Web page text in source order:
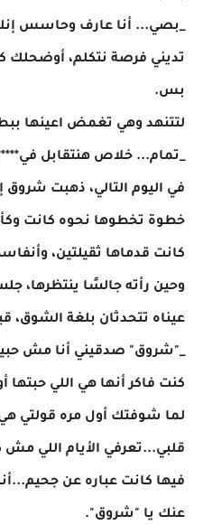
_بصي... أنا عارف وحاسس
تديني فرصة نتكلم، أوضحلك
بس.
لتتنهد وهي تغمض اعينها
_تمام... خلاص هنتقابل
في اليوم التالي، ذهبت شروق
خطوة تخطوها نحوه كانت
كانت قدماها ثقيلتين،
وحين رأته جالسًا ينتظرها،
عيناه تتحدثان بلغة الشوق،
_"شروق" صدقيني أنا مش
كنت فاكر أنها هي اللي
لما شوفتك أول مره قولتي
قلبي...تعرفي الأيام اللي
فيها كانت عباره عن
عنك يا "شروق".